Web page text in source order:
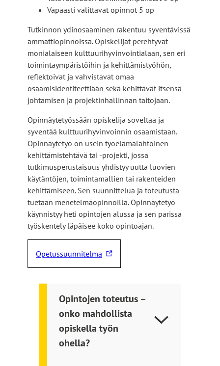
Vapaasti valittavat opinnot 5 op
Tutkinnon ydinosaaminen rakentuu syventävissä
ammattiopinnoissa. Opiskelijat perehtyvät
monialaiseen kulttuurihyvinvointialaan, sen eri
toimintaympäristöihin ja kehittämistyöhön,
reflektoivat ja vahvistavat omaa
osaamisidentiteettiään sekä kehittävät itsensä
johtamisen ja projektinhallinnan taitojaan.
Opinnäytetyössään opiskelija soveltaa ja
syventää kulttuurihyvinvoinnin osaamistaan.
Opinnäytetyö on usein työelämälähtöinen
kehittämistehtävä tai -projekti, jossa
tutkimusperustaisuus yhdistyy uutta luovien
käytäntöjen, toimintamallien tai rakenteiden
kehittämiseen. Sen suunnittelua ja toteutusta
tuetaan menetelmäopinnoilla. Opinnäytetyö
käynnistyy heti opintojen alussa ja sen parissa
työskentely läpäisee koko opintoajan.
Opetussuunnitelma
L
i
n
Opintojen toteutus –
onko mahdollista
opiskella työn
ohella?